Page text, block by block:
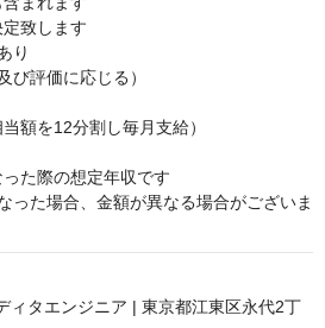
定致します
り
び評価に応じる）
額を12分割し毎月支給）
た際の想定年収です